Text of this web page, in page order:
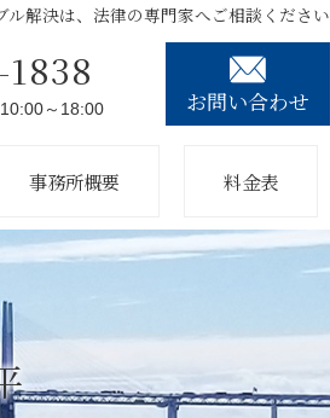
ル解決は、法律の専門家へご相談ください
～18:00 お問い合わせ
事務所概要 料金表